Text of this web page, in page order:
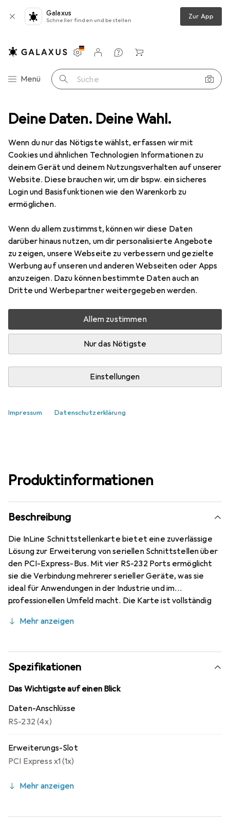
Deine Daten. Deine Wahl.
Wenn du nur das Nötigste wählst, erfassen wir mit
Cookies und ähnlichen Technologien Informationen zu
deinem Gerät und deinem Nutzungsverhalten auf unserer
Website. Diese brauchen wir, um dir bspw. ein sicheres
Login und Basisfunktionen wie den Warenkorb zu
ermöglichen.
Wenn du allem zustimmst, können wir diese Daten
darüber hinaus nutzen, um dir personalisierte Angebote
zu zeigen, unsere Webseite zu verbessern und gezielte
Werbung auf unseren und anderen Webseiten oder Apps
anzuzeigen. Dazu können bestimmte Daten auch an
Dritte und Werbepartner weitergegeben werden.
Allem zustimmen
Nur das Nötigste
Einstellungen
Impressum Datenschutzerklärung
Galaxus
Schneller finden und bestellen Zur App
Navigation nach Kategorien
Menü Suche
Einstellungen
Kundenkonto
Vergleichslisten
Merklisten
Warenkorb
InLine Schnittstellenkarte 4x Seriell 9-pol PCIe PCI-Express
2 Bilder
InLine Schnittstellenkarte 4x Seriell 9-
pol PCIe PCI-Express
Preis in EUR inkl. MwSt.
EUR
46,85
Bewertungen Marke
Mehr von InLine
Zwischen Di, 11.8. und Mi, 12.8. geliefert
Lieferort angeben für genaue Lieferzeit
In den Warenkorb
Produktinformationen
Beschreibung
Die InLine Schnittstellenkarte bietet eine zuverlässige
Lösung zur Erweiterung von seriellen Schnittstellen über
den PCI-Express-Bus. Mit vier RS-232 Ports ermöglicht
sie die Verbindung mehrerer serieller Geräte, was sie
ideal für Anwendungen in der Industrie und im
professionellen Umfeld macht. Die Karte ist vollständig
Revision 1.1 und unterstützt eine Datenübertragungsrate
Betriebssystemen kompatibel, darunter verschiedene
Versionen von Windows, Linux und Mac OS, was ihre
Vielseitigkeit unterstreicht. Die Verwendung des
Moschip MCS9904CV-AA Chipsatzes gewährleistet eine
unterstützt verschiedene serielle Formate und
Paritäten, was sie anpassungsfähig für unterschiedliche
Mehr anzeigen
Spezifikationen
Das Wichtigste auf einen Blick
Daten-Anschlüsse
RS-232 (4x)
Erweiterungs-Slot
PCI Express x1 (1x)
Mehr anzeigen